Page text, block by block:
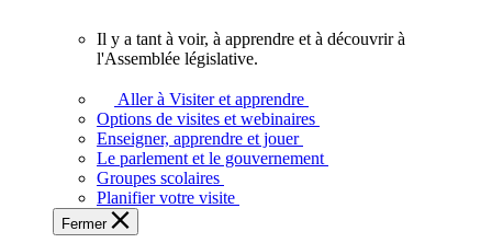
voir,
apprendre
et
à
Il y a tant à voir, à apprendre et à découvrir à
l'Assemblée législative.
Aller à Visiter et apprendre
Options de visites et webinaires
Enseigner, apprendre et jouer
Le parlement et le gouvernement
Groupes scolaires
Planifier votre visite
Fermer